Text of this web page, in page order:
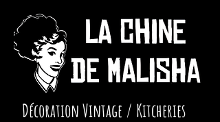
Décoration Vintage / Kitcheries